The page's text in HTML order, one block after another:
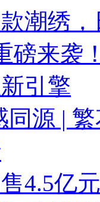
潮绣
磅来袭
引擎
同源 |
4.5亿